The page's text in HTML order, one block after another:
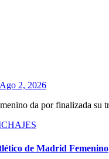
Ago 2, 2026
da por finalizada su
de Madrid Femenino